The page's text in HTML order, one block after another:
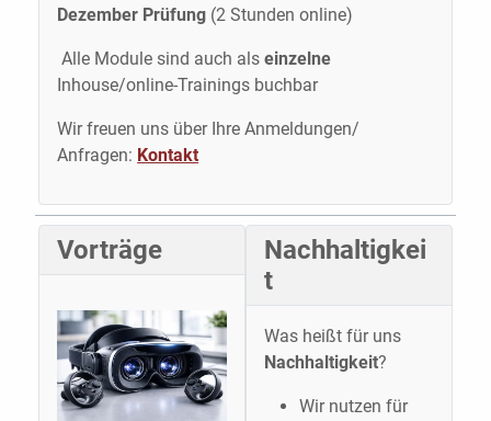
Dezember Prüfung (2 Stunden online)
Alle Module sind auch alseinzelne
Inhouse/online-Trainings buchbar
Wir freuen uns über Ihre Anmeldungen/
Anfragen: Kontakt
Vorträge
Nachhaltigkei
t
Was heißt für uns
Nachhaltigkeit?
Wir nutzen für